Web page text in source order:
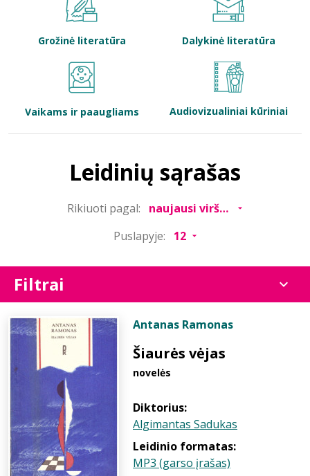
Bibliotekoms
Grožinė literatūra Dalykinė literatūra
Vaikams ir paaugliams Audiovizualiniai kūriniai
Leidinių sąrašas
Rikiuoti pagal:
Puslapyje:
Filtrai
Antanas Ramonas
Šiaurės vėjas
novelės
Diktorius:
Algimantas Sadukas
Leidinio formatas:
MP3 (garso įrašas)